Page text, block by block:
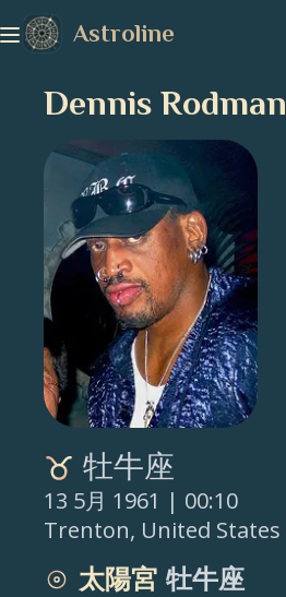
Astroline
Dennis Rodman
牡牛座
13 5月 1961 | 00:10
Trenton, United States
太陽宮 牡牛座